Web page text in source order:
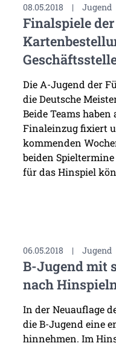
08.05.2018 | Jugend
Finalspiele
Die A-Jugend der
die Deutsche
Beide Teams
Finaleinzug fixiert
kommenden
beiden
für das Hinspiel
06.05.2018 | Jugend
B-Jugend mit
nach
In der Neuauflage
die B-Jugend eine
hinnehmen. Im